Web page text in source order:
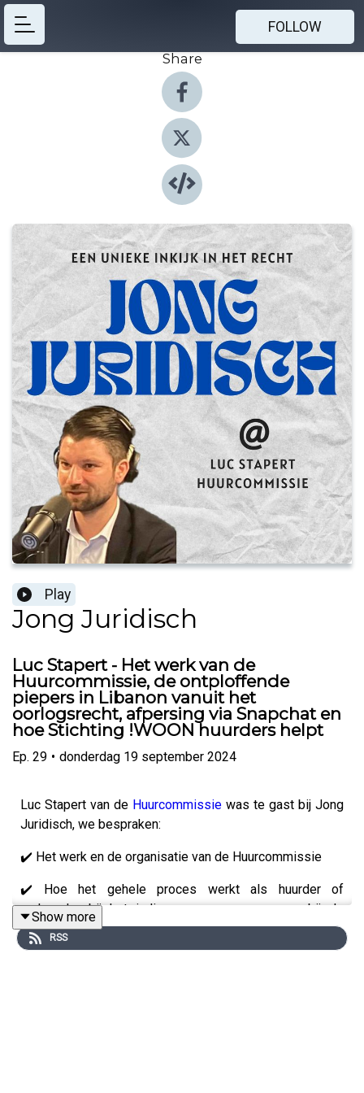
FOLLOW
Share
Play
Jong Juridisch
Luc Stapert - Het werk van de
Huurcommissie, de ontploffende
piepers in Libanon vanuit het
oorlogsrecht, afpersing via Snapchat en
hoe Stichting !WOON huurders helpt
Ep. 29 • donderdag 19 september 2024
Luc Stapert van de Huurcommissie was te gast bij Jong
Juridisch, we bespraken:
✔️ Het werk en de organisatie van de Huurcommissie
✔️ Hoe het gehele proces werkt als huurder of
verhuurder bij het indienen van een aanvraag bij de
Huurcommissie
Show more
RSS